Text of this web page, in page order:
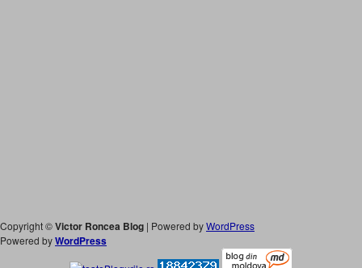
Copyright ©Victor Roncea Blog | Powered byWordPress
Powered byWordPress